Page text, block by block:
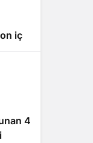
için
4